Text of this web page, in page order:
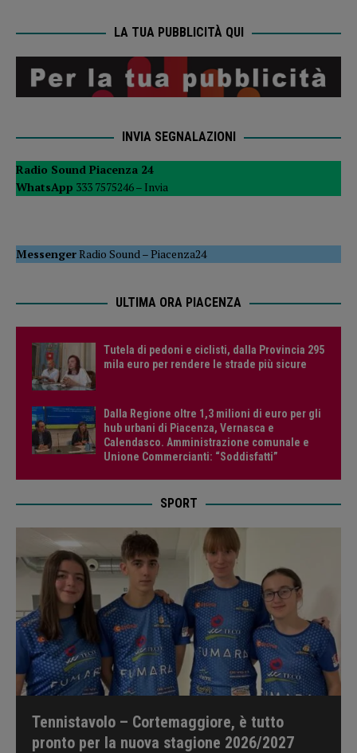
LA TUA PUBBLICITÀ QUI
INVIA SEGNALAZIONI
Radio Sound Piacenza 24
WhatsApp 333 7575246 – Invia
MessengerRadio Sound –Piacenza24
ULTIMA ORA PIACENZA
Tutela di pedoni e ciclisti, dalla Provincia 295
mila euro per rendere le strade più sicure
Dalla Regione oltre 1,3 milioni di euro per gli
hub urbani di Piacenza, Vernasca e
Calendasco. Amministrazione comunale e
Unione Commercianti: “Soddisfatti”
SPORT
Tennistavolo – Cortemaggiore, è tutto
pronto per la nuova stagione 2026/2027